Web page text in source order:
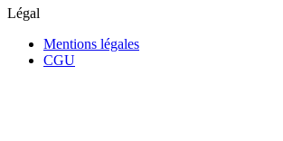
Légal
Mentions légales
CGU